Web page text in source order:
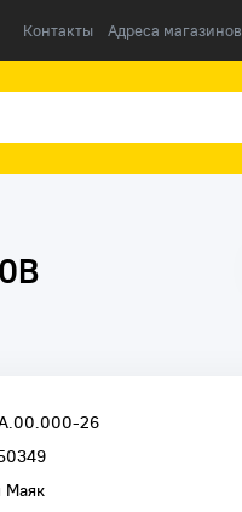
Контакты Адреса магазинов
26
Маяк